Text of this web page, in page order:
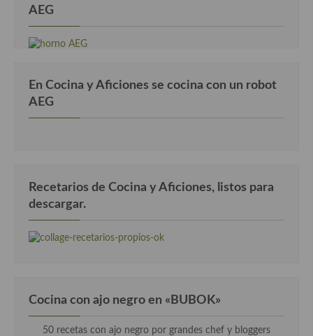
AEG
En Cocina y Aficiones se cocina con un robot
AEG
Recetarios de Cocina y Aficiones, listos para
descargar.
Cocina con ajo negro en «BUBOK»
50 recetas con ajo negro por grandes chef y bloggers